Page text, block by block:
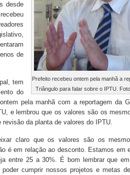
Prefeito recebeu ontem pela manhã a
Triângulo para falar sobre o IPTU.
desde
de
tem
do
pela manhã com a reportagem da
e lembrou que os valores são os
da planta de valores do IPTU.
claro que os valores são os
é em relação ao desconto. Estamos em
entre 25 a 30%. É bom lembrar que
cumprir nossos projetos e metas